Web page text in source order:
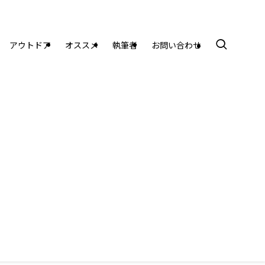
アウトドア オススメ 執筆者 お問い合わせ